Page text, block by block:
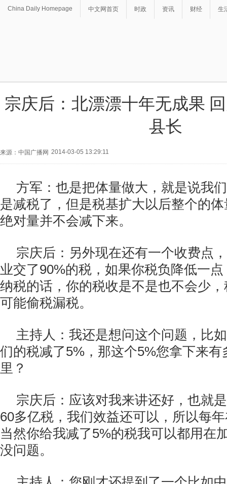
China Daily Homepage 中文网首页 时政 资讯 财经 生
宗庆后：北漂漂十年无成果
县长
来源：中国广播网 2014-03-05 13:29:11
方军：也是把体量做大，就是说我
是减税了，但是税基扩大以后整个的
绝对量并不会减下来。
宗庆后：另外现在还有一个收费点
业交了90%的税，如果你税负降低一
纳税的话，你的税收是不是也不会少
可能偷税漏税。
主持人：我还是想问这个问题，比
们的税减了5%，那这个5%您拿下来
里？
宗庆后：应该对我来讲还好，也就
60多亿税，我们效益还可以，所以每
当然你给我减了5%的税我可以都用在
没问题。